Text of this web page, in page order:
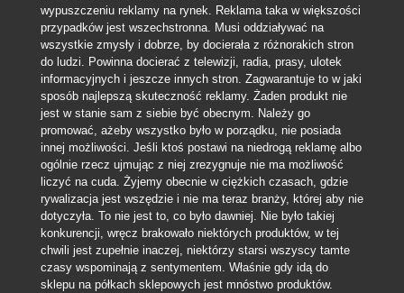
wypuszczeniu reklamy na rynek. Reklama taka w większości
przypadków jest wszechstronna. Musi oddziaływać na
wszystkie zmysły i dobrze, by docierała z różnorakich stron
do ludzi. Powinna docierać z telewizji, radia, prasy, ulotek
informacyjnych i jeszcze innych stron. Zagwarantuje to w jaki
sposób najlepszą skuteczność reklamy. Żaden produkt nie
jest w stanie sam z siebie być obecnym. Należy go
promować, ażeby wszystko było w porządku, nie posiada
innej możliwości. Jeśli ktoś postawi na niedrogą reklamę albo
ogólnie rzecz ujmując z niej zrezygnuje nie ma możliwość
liczyć na cuda. Żyjemy obecnie w ciężkich czasach, gdzie
rywalizacja jest wszędzie i nie ma teraz branży, której aby nie
dotyczyła. To nie jest to, co było dawniej. Nie było takiej
konkurencji, wręcz brakowało niektórych produktów, w tej
chwili jest zupełnie inaczej, niektórzy starsi wszyscy tamte
czasy wspominają z sentymentem. Właśnie gdy idą do
sklepu na półkach sklepowych jest mnóstwo produktów.